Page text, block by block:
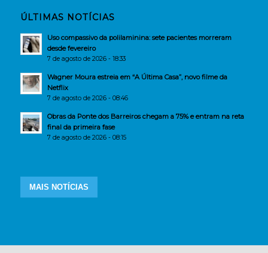
ÚLTIMAS NOTÍCIAS
Uso compassivo da polilaminina: sete pacientes morreram
desde fevereiro
7 de agosto de 2026 - 18:33
Wagner Moura estreia em “A Última Casa”, novo filme da
Netflix
7 de agosto de 2026 - 08:46
Obras da Ponte dos Barreiros chegam a 75% e entram na reta
final da primeira fase
7 de agosto de 2026 - 08:15
MAIS NOTÍCIAS